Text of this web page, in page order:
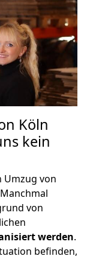
Köln
kein
Umzug von
von
werden.
befinden,